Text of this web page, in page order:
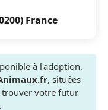
France
à l'adoption.
, situées
trouver votre futur